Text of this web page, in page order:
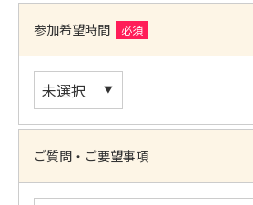
参加希望時間 必須
ご質問・ご要望事項